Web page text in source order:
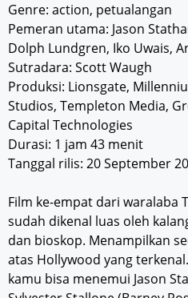
Genre: action, petualangan
Pemeran utama: Jason
Dolph Lundgren, Iko Uwais,
Sutradara: Scott Waugh
Produksi: Lionsgate,
Studios, Templeton Media,
Capital Technologies
Durasi: 1 jam 43 menit
Tanggal rilis: 20 September
Film ke-empat dari waralaba
sudah dikenal luas oleh
dan bioskop. Menampilkan
atas Hollywood yang
kamu bisa menemui Jason